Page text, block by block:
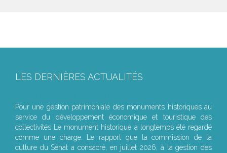
LES DERNIÈRES ACTUALITÉS
Pour une gestion patrimoniale des monuments historiques au
service du développement économique et touristique des
collectivités Le monument historique a longtemps été regardé
comme une charge. Le rapport que la commission de la
culture du Sénat a consacré, en juillet 2026, à la gestion des